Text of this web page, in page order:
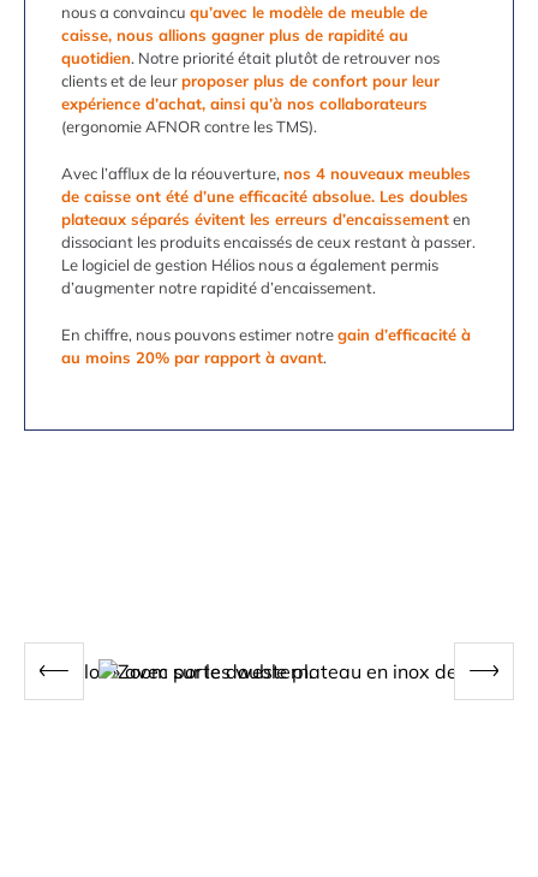
nous a convaincu qu’avec le modèle de meuble de
caisse, nous allions gagner plus de rapidité au
quotidien. Notre priorité était plutôt de retrouver nos
clients et de leurproposer plus de confort pour leur
expérience d’achat, ainsi qu’à nos collaborateurs
(ergonomie AFNOR contre les TMS).
Avec l’afflux de la réouverture, nos 4 nouveaux meubles
de caisse ont été d’une efficacité absolue. Les doubles
plateaux séparés évitent les erreurs d’encaissementen
dissociant les produits encaissés de ceux restant à passer.
Le logiciel de gestion Hélios nous a également permis
d’augmenter notre rapidité d’encaissement.
En chiffre, nous pouvons estimer notregain d’efficacité à
au moins 20% par rapport à avant.